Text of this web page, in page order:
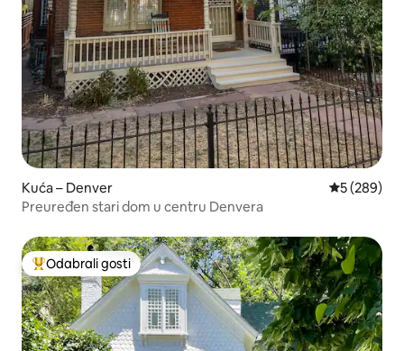
Kuća – Denver Prosječna
5 (289)
Preuređen stari dom u centru Denvera
Među najviše rangiranima s oznakom „Odabrali gosti”
Odabrali gosti